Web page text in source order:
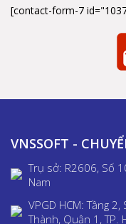
[contact-form-7
VNSSOFT -
Trụ sở: R2606, Số
Nam
VPGD HCM: Tầng
Thành, Quận 1, TP.